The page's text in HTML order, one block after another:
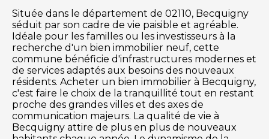
Située dans le département de 02110, Becquigny
séduit par son cadre de vie paisible et agréable.
Idéale pour les familles ou les investisseurs à la
recherche d'un bien immobilier neuf, cette
commune bénéficie d'infrastructures modernes et
de services adaptés aux besoins des nouveaux
résidents. Acheter un bien immobilier à Becquigny,
c'est faire le choix de la tranquillité tout en restant
proche des grandes villes et des axes de
communication majeurs. La qualité de vie à
Becquigny attire de plus en plus de nouveaux